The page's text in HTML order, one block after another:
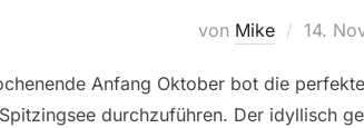
von Mike 14.
Anfang Oktober bot die
durchzuführen. Der idyllisch